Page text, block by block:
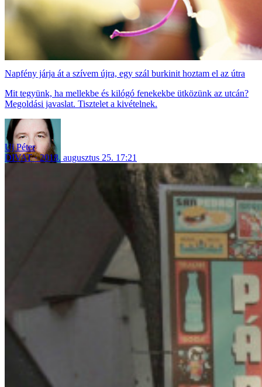
Napfény járja át a szívem újra, egy szál burkinit hoztam el az útra
Mit tegyünk, ha mellekbe és kilógó fenekekbe ütközünk az utcán?
Megoldási javaslat. Tisztelet a kivételnek.
Uj Péter
DIVAT
2018. augusztus 25. 17:21